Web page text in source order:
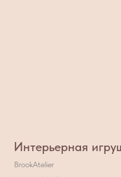
Интерьерная
BrookAtelier